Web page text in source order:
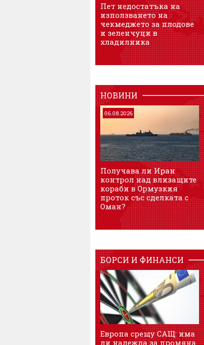
Пет недостатъка на
използването на
чекмеджето за плодове
и зеленчуци в
хладилника
НОВИНИ
06.08.2026
Получава ли Иран
контрол над влизащите
кораби в Ормузкия
проток със сделката с
Оман?
БОРСИ И ФИНАНСИ
Европа срещу САЩ: има
ли надежда за промяна